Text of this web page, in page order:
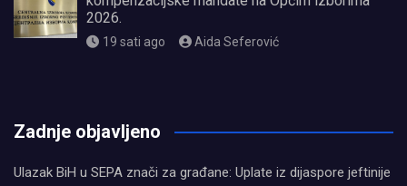
2026.
19 sati ago Aida Seferović
Zadnje objavljeno
Ulazak BiH u SEPA znači za građane: Uplate iz dijaspore jeftinije